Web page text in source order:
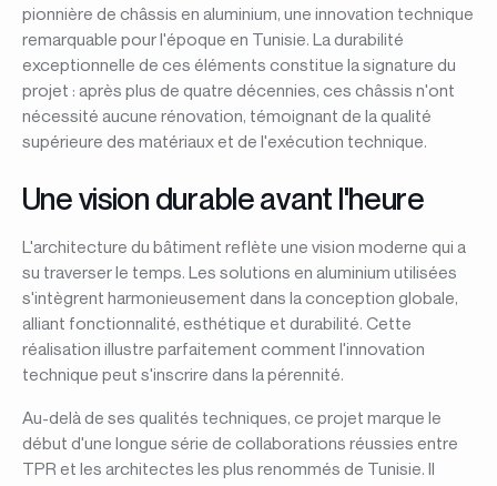
pionnière de châssis en aluminium, une innovation technique
remarquable pour l'époque en Tunisie. La durabilité
exceptionnelle de ces éléments constitue la signature du
projet : après plus de quatre décennies, ces châssis n'ont
nécessité aucune rénovation, témoignant de la qualité
supérieure des matériaux et de l'exécution technique.
Une vision durable avant l'heure
L'architecture du bâtiment reflète une vision moderne qui a
su traverser le temps. Les solutions en aluminium utilisées
s'intègrent harmonieusement dans la conception globale,
alliant fonctionnalité, esthétique et durabilité. Cette
réalisation illustre parfaitement comment l'innovation
technique peut s'inscrire dans la pérennité.
Au-delà de ses qualités techniques, ce projet marque le
début d'une longue série de collaborations réussies entre
TPR et les architectes les plus renommés de Tunisie. Il